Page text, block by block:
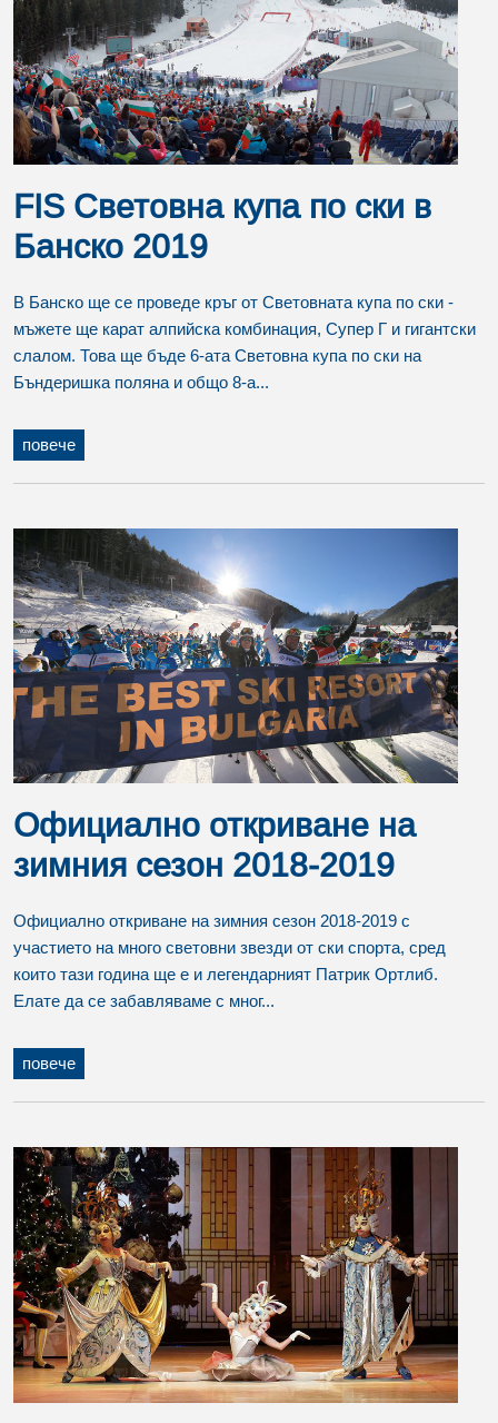
FIS Световна купа по ски в
Банско 2019
В Банско ще се проведе кръг от Световната купа по ски -
мъжете ще карат алпийска комбинация, Супер Г и гигантски
слалом. Това ще бъде 6-ата Световна купа по ски на
Бъндеришка поляна и общо 8-а...
повече
Официално откриване на
зимния сезон 2018-2019
Официално откриване на зимния сезон 2018-2019 с
участието на много световни звезди от ски спорта, сред
които тази година ще е и легендарният Патрик Ортлиб.
Елате да се забавляваме с мног...
повече